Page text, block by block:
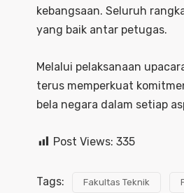
kebangsaan. Seluruh
yang baik antar petugas.
Melalui pelaksanaan
terus memperkuat
bela negara dalam setiap
Post Views: 335
Tags: Fakultas Teknik